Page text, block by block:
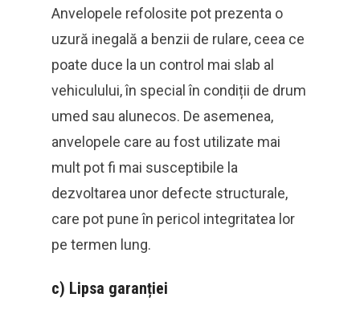
Anvelopele refolosite pot prezenta o
uzură inegală a benzii de rulare, ceea ce
poate duce la un control mai slab al
vehiculului, în special în condiții de drum
umed sau alunecos. De asemenea,
anvelopele care au fost utilizate mai
mult pot fi mai susceptibile la
dezvoltarea unor defecte structurale,
care pot pune în pericol integritatea lor
pe termen lung.
c) Lipsa garanției